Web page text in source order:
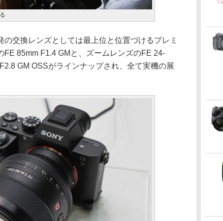
交換レンズとしては最上位と位置づけるプレミ
85mm F1.4 GMと、ズームレンズのFE 24-
GM OSSがラインナップされ、全て実機の展